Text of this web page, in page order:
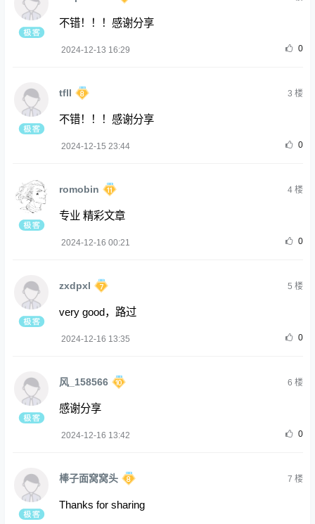
不错！！！感谢分享
2024-12-13 16:29 0
tfll 3 楼
不错！！！感谢分享
2024-12-15 23:44 0
romobin 4楼
专业 精彩文章
2024-12-16 00:21 0
zxdpxl 5 楼
very good，路过
2024-12-16 13:35 0
风_158566 6 楼
感谢分享
2024-12-16 13:42 0
棒子面窝窝头 7 楼
Thanks for sharing